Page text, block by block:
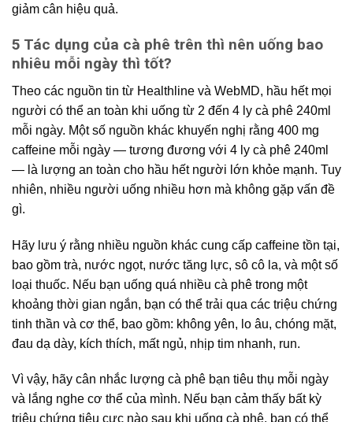
giảm cân hiệu quả.
5 Tác dụng của cà phê trên thì nên uống bao
nhiêu mỗi ngày thì tốt?
Theo các nguồn tin từ Healthline và WebMD, hầu hết mọi
người có thể an toàn khi uống từ 2 đến 4 ly cà phê 240ml
mỗi ngày. Một số nguồn khác khuyến nghị rằng 400 mg
caffeine mỗi ngày — tương đương với 4 ly cà phê 240ml
— là lượng an toàn cho hầu hết người lớn khỏe mạnh. Tuy
nhiên, nhiều người uống nhiều hơn mà không gặp vấn đề
gì.
Hãy lưu ý rằng nhiều nguồn khác cung cấp caffeine tồn tại,
bao gồm trà, nước ngọt, nước tăng lực, sô cô la, và một số
loại thuốc. Nếu bạn uống quá nhiều cà phê trong một
khoảng thời gian ngắn, bạn có thể trải qua các triệu chứng
tinh thần và cơ thể, bao gồm: không yên, lo âu, chóng mặt,
đau dạ dày, kích thích, mất ngủ, nhịp tim nhanh, run.
Vì vậy, hãy cân nhắc lượng cà phê bạn tiêu thụ mỗi ngày
và lắng nghe cơ thể của mình. Nếu bạn cảm thấy bất kỳ
triệu chứng tiêu cực nào sau khi uống cà phê, bạn có thể